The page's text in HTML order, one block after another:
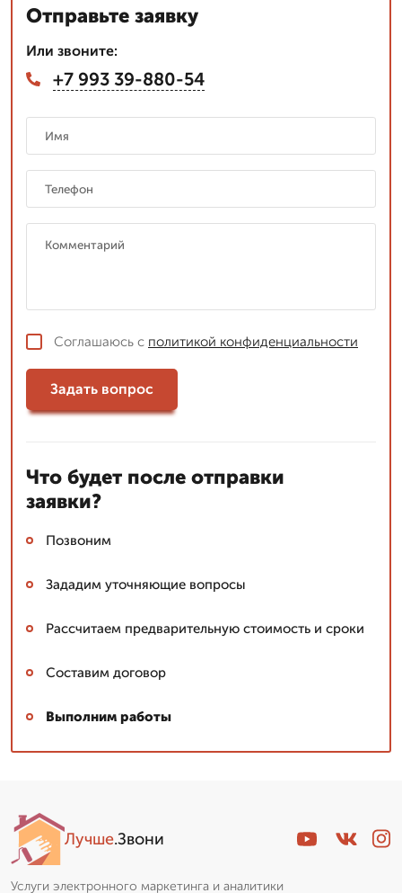
Отправьте заявку
Или звоните:
+7 993 39-880-54
Соглашаюсь с политикой конфиденциальности
Задать вопрос
Что будет после отправки
заявки?
Позвоним
Зададим уточняющие вопросы
Рассчитаем предварительную стоимость и сроки
Составим договор
Выполним работы
Лучше.Звони
Услуги электронного маркетинга и аналитики